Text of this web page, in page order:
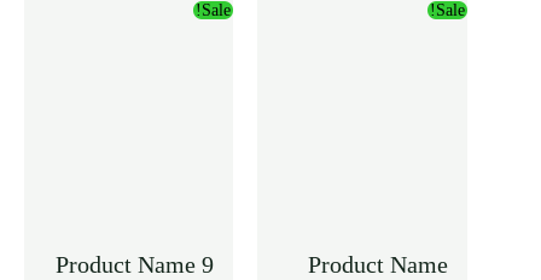
Sale!
Product Name
Sale!
Product Name 9